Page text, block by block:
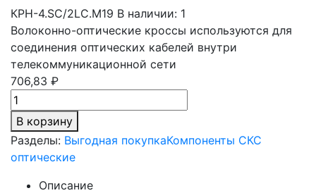
КРН-4.SC/2LC.М19 В наличии: 1
Волоконно-оптические кроссы используются для
соединения оптических кабелей внутри
телекоммуникационной сети
706,83 ₽
В корзину
Разделы: Выгодная покупкаКомпоненты СКС
оптические
Описание